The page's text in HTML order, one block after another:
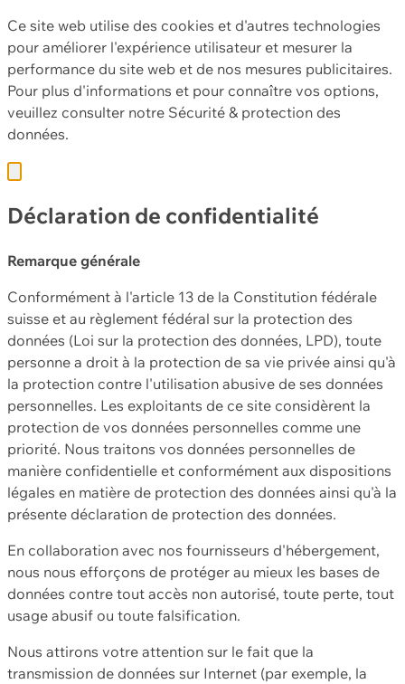
Ce site web utilise des cookies et d'autres technologies
pour améliorer l'expérience utilisateur et mesurer la
performance du site web et de nos mesures publicitaires.
Pour plus d'informations et pour connaître vos options,
veuillez consulter notre Sécurité & protection des
données.
Déclaration de confidentialité
Remarque générale
Conformément à l'article 13 de la Constitution fédérale
suisse et au règlement fédéral sur la protection des
données (Loi sur la protection des données, LPD), toute
personne a droit à la protection de sa vie privée ainsi qu'à
la protection contre l'utilisation abusive de ses données
personnelles. Les exploitants de ce site considèrent la
protection de vos données personnelles comme une
priorité. Nous traitons vos données personnelles de
manière confidentielle et conformément aux dispositions
légales en matière de protection des données ainsi qu'à la
présente déclaration de protection des données.
En collaboration avec nos fournisseurs d'hébergement,
nous nous efforçons de protéger au mieux les bases de
données contre tout accès non autorisé, toute perte, tout
usage abusif ou toute falsification.
Nous attirons votre attention sur le fait que la
transmission de données sur Internet (par exemple, la